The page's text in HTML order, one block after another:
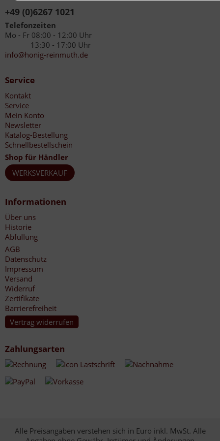
+49 (0)6267 1021
Telefonzeiten
Mo - Fr 08:00 - 12:00 Uhr
13:30 - 17:00 Uhr
info@honig-reinmuth.de
Service
Kontakt
Service
Mein Konto
Newsletter
Katalog-Bestellung
Schnellbestellschein
Shop für Händler
WERKSVERKAUF
Informationen
Über uns
Historie
Abfüllung
AGB
Datenschutz
Impressum
Versand
Widerruf
Zertifikate
Barrierefreiheit
Vertrag widerrufen
Zahlungsarten
Alle Preisangaben verstehen sich in Euro inkl. MwSt. Alle